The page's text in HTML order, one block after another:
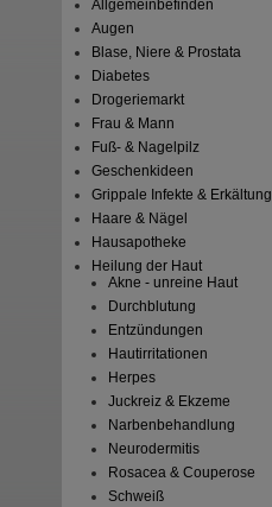
Allgemeinbefinden
Augen
Blase, Niere & Prostata
Diabetes
Drogeriemarkt
Frau & Mann
Fuß- & Nagelpilz
Geschenkideen
Grippale Infekte & Erkältung
Haare & Nägel
Hausapotheke
Heilung der Haut
Akne - unreine Haut
Durchblutung
Entzündungen
Hautirritationen
Herpes
Juckreiz & Ekzeme
Narbenbehandlung
Neurodermitis
Rosacea & Couperose
Schweiß